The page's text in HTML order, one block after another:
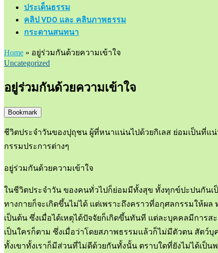
ประเด็นธรรม
คลิป VDO และ คลิบภาพธรรม
กระดานสนทนา
Home » อยู่ร่วมกันด้วยความเข้าใจ
Uncategorized
อยู่ร่วมกันด้วยความเข้าใจ
Bookmark
ชีวิตประจำวันของปุถุชน ผู้ที่หนาแน่นไปด้วยกิเลส ย่อมเป็นที่แ
กรรมประการต่างๆ
อยู่ร่วมกันด้วยความเข้าใจ
ในชีวิตประจำวัน ของคนทั่วไปก็ย่อมมีทั้งสุข ทั้งทุกข์ปะปนกันเ
ทางกายก็จะเกิดขึ้นไม่ได้ แต่เพราะถึงคราวที่อกุศลกรรมให้ผ
เป็นต้น ซึ่งเมื่อได้เหตุได้ปัจจัยก็เกิดขึ้นทันที แต่ละบุคคลมีการ
เป็นใครก็ตาม ซึ่งเมื่อว่าโดยสภาพธรรมแล้วก็ไม่มีตัวตน สัตว์
ทั้งเขาทั้งเราก็มีส่วนที่ไม่ดีด้วยกันทั้งนั้น ตราบใดที่ยังไม่ได้เป็